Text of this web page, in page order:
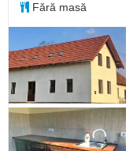
Fără masă